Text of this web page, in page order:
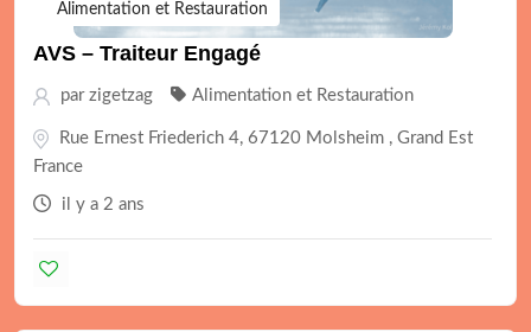
Alimentation et Restauration
AVS – Traiteur Engagé
par zigetzag Alimentation et Restauration
Rue Ernest Friederich 4, 67120 Molsheim , Grand Est
France
il y a 2 ans